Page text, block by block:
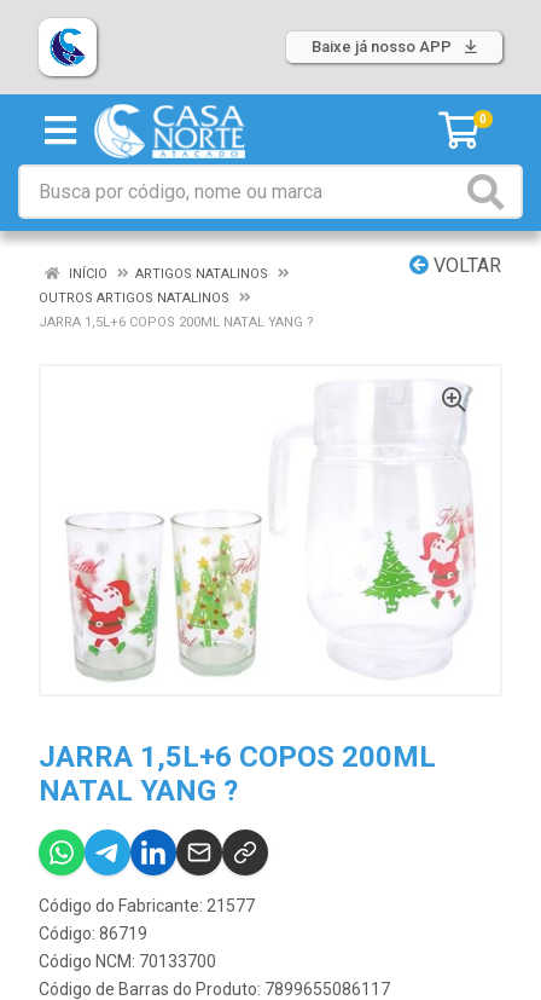
Baixe já nosso APP
0
VOLTAR
INÍCIO
ARTIGOS NATALINOS
OUTROS ARTIGOS NATALINOS
JARRA 1,5L+6 COPOS 200ML NATAL YANG ?
JARRA 1,5L+6 COPOS 200ML
NATAL YANG ?
Código do Fabricante: 21577
Código: 86719
Código NCM: 70133700
Código de Barras do Produto: 7899655086117